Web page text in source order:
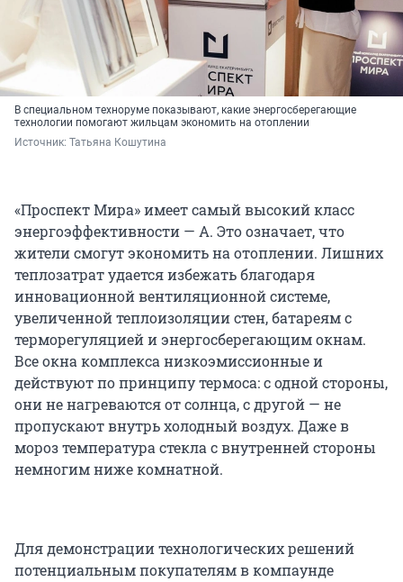
В специальном техноруме показывают, какие энергосберегающие
технологии помогают жильцам экономить на отоплении
Источник: Татьяна Кошутина
«Проспект Мира» имеет самый высокий класс
энергоэффективности — А. Это означает, что
жители смогут экономить на отоплении. Лишних
теплозатрат удается избежать благодаря
инновационной вентиляционной системе,
увеличенной теплоизоляции стен, батареям с
терморегуляцией и энергосберегающим окнам.
Все окна комплекса низкоэмиссионные и
действуют по принципу термоса: с одной стороны,
они не нагреваются от солнца, с другой — не
пропускают внутрь холодный воздух. Даже в
мороз температура стекла с внутренней стороны
немногим ниже комнатной.
Для демонстрации технологических решений
потенциальным покупателям в компаунде